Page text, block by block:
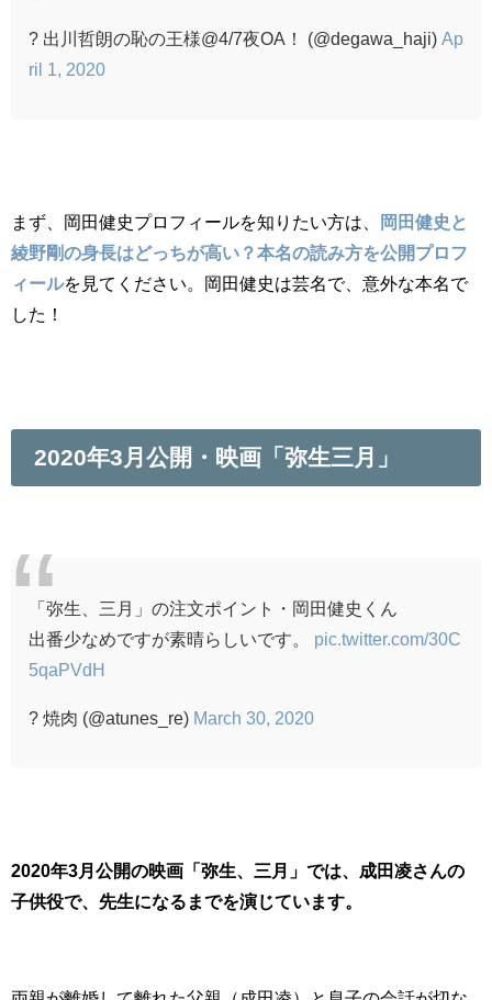
? 出川哲朗の恥の王様@4/7夜OA！ (@degawa_haji) Ap
ril 1, 2020
まず、岡田健史プロフィールを知りたい方は、
岡田健史と
綾野剛の身長はどっちが高い？本名の読み方を公開プロフ
ィールを見てください。岡田健史は芸名で、意外な本名で
した！
2020年3月公開・映画「弥生三月」
「弥生、三月」の注文ポイント・岡田健史くん
出番少なめですが素晴らしいです。 pic.twitter.com/30C
5qaPVdH
? 焼肉 (@atunes_re) March 30, 2020
2020年3月公開の映画「弥生、三月」では、成田凌さんの
子供役で、先生になるまでを演じています。